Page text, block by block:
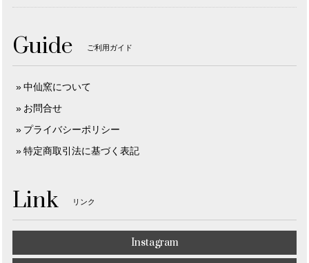
Guide ご利用ガイド
中仙窯について
お問合せ
プライバシーポリシー
特定商取引法に基づく表記
Link リンク
Instagram